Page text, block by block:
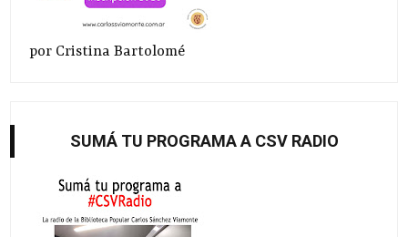
por Cristina Bartolomé
SUMÁ TU PROGRAMA A CSV RADIO